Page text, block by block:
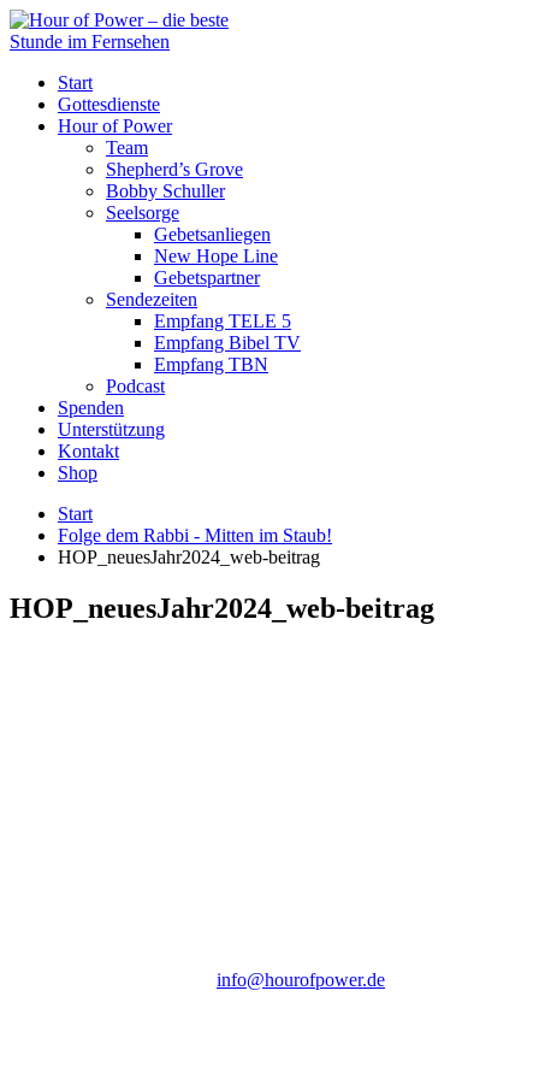
Start
Gottesdienste
Hour of Power
Team
Shepherd’s Grove
Bobby Schuller
Seelsorge
Gebetsanliegen
New Hope Line
Gebetspartner
Sendezeiten
Empfang TELE 5
Empfang Bibel TV
Empfang TBN
Podcast
Spenden
Unterstützung
Kontakt
Shop
Start
Folge dem Rabbi - Mitten im Staub!
HOP_neuesJahr2024_web-beitrag
HOP_neuesJahr2024_web-beitrag
info@hourofpower.de